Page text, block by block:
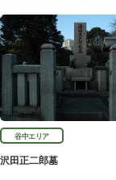
谷中エリア
沢田正二郎墓